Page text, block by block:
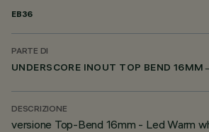
EB36
PARTE DI
UNDERSCORE INOUT TOP BEND 16MM
DESCRIZIONE
versione Top-Bend 16mm - Led Warm